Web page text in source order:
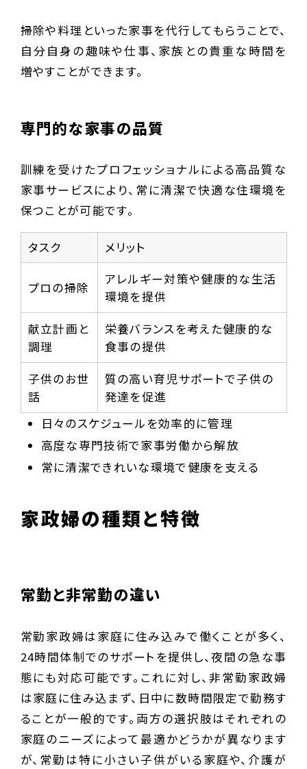
掃除や料理といった家事を代行してもらうことで、
自分自身の趣味や仕事、家族との貴重な時間を
増やすことができます。
専門的な家事の品質
訓練を受けたプロフェッショナルによる高品質な
家事サービスにより、常に清潔で快適な住環境を
保つことが可能です。
タスク メリット
プロの掃除
アレルギー対策や健康的な生活
環境を提供
献立計画と
調理
栄養バランスを考えた健康的な
食事の提供
子供のお世
話
質の高い育児サポートで子供の
発達を促進
日々のスケジュールを効率的に管理
高度な専門技術で家事労働から解放
常に清潔できれいな環境で健康を支える
家政婦の種類と特徴
常勤と非常勤の違い
常勤家政婦は家庭に住み込みで働くことが多く、
24時間体制でのサポートを提供し、夜間の急な事
態にも対応可能です。これに対し、非常勤家政婦
は家庭に住み込まず、日中に数時間限定で勤務す
ることが一般的です。両方の選択肢はそれぞれの
家庭のニーズによって最適かどうかが異なります
が、常勤は特に小さい子供がいる家庭や、介護が